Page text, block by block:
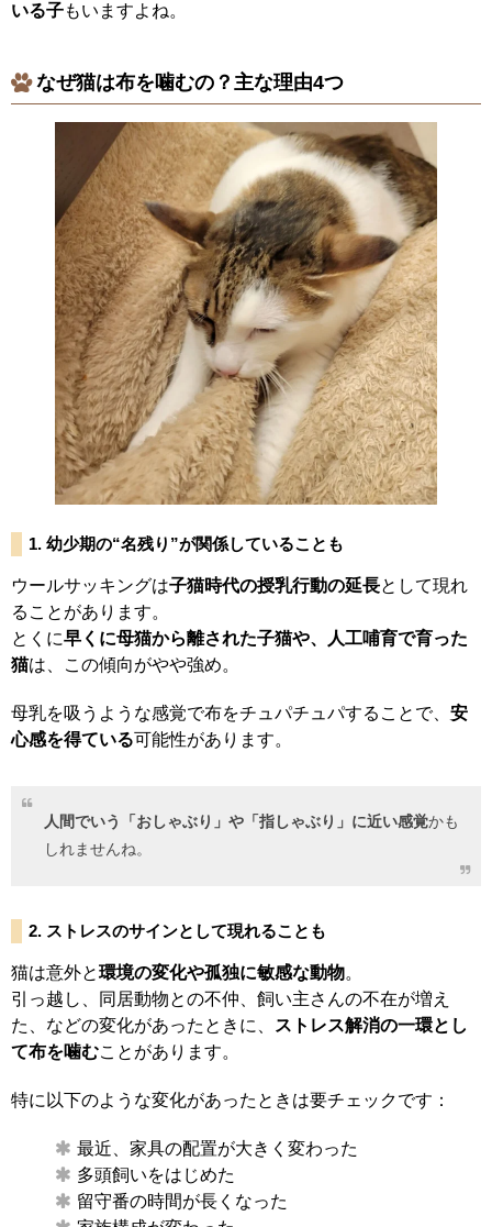
いる子もいますよね。
なぜ猫は布を噛むの？主な理由4つ
1. 幼少期の“名残り”が関係していることも
ウールサッキングは子猫時代の授乳行動の延長として現れ
ることがあります。
とくに早くに母猫から離された子猫や、人工哺育で育った
猫は、この傾向がやや強め。
母乳を吸うような感覚で布をチュパチュパすることで、 安
心感を得ている可能性があります。
人間でいう「おしゃぶり」や「指しゃぶり」に近い感覚かも
しれませんね。
2. ストレスのサインとして現れることも
猫は意外と環境の変化や孤独に敏感な動物。
引っ越し、同居動物との不仲、飼い主さんの不在が増え
た、などの変化があったときに、
ストレス解消の一環とし
て布を噛むことがあります。
特に以下のような変化があったときは要チェックです：
最近、家具の配置が大きく変わった
多頭飼いをはじめた
留守番の時間が長くなった